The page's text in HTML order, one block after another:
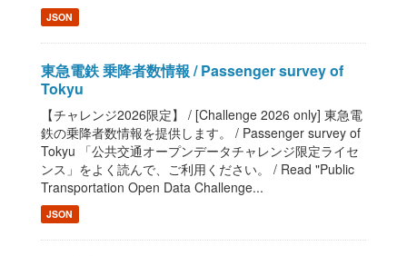
JSON
東急電鉄 乗降者数情報 / Passenger survey of
Tokyu
【チャレンジ2026限定】 / [Challenge 2026 only] 東急電
鉄の乗降者数情報を提供します。 / Passenger survey of
Tokyu 「公共交通オープンデータチャレンジ限定ライセ
ンス」をよく読んで、ご利用ください。 / Read "Public
Transportation Open Data Challenge...
JSON